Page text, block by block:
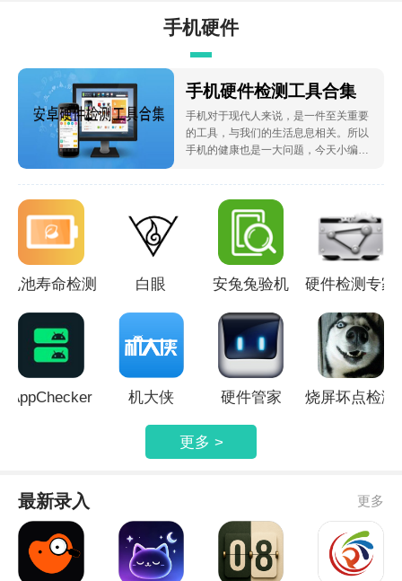
手机硬件
检测工具
合集
手机硬件检测工具合集
手机对于现代人来说，是一件至关重要
的工具，与我们的生活息息相关。所以
手机的健康也是一大问题，今天小编为
己在家就能检测，有问题随时拿去检
电池寿命检测 白眼 安兔兔验机 硬件检测专家
AppChecker 机大侠 硬件管家 烧屏坏点检测
更多 >
最新录入 更多